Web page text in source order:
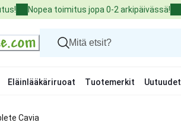
Nopea toimitus jopa 0-2 arkipäivässä!
Eläinlääkäriruoat Tuotemerkit Uutuudet
Cavia